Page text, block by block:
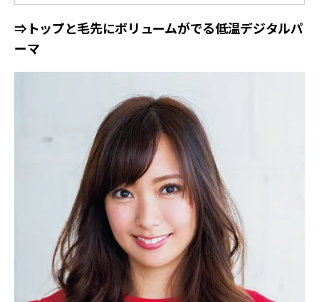
⇒トップと毛先にボリュームがでる低温デジタルパ
ーマ